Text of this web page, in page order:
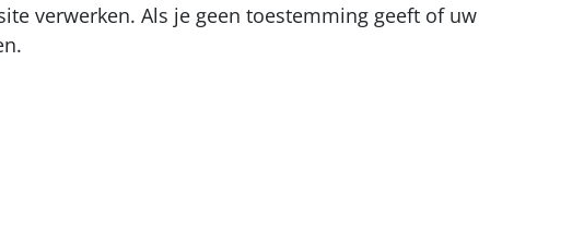
verwerken. Als je geen toestemming geeft of uw